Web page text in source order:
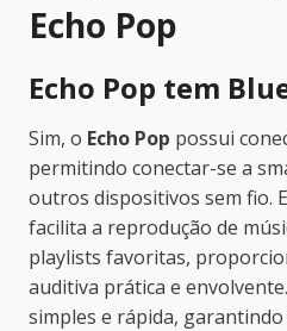
Echo Pop
Echo Pop tem
Sim, o Echo Pop possui
permitindo conectar-se a
outros dispositivos sem fio.
facilita a reprodução de
playlists favoritas,
auditiva prática e
simples e rápida, garantindo